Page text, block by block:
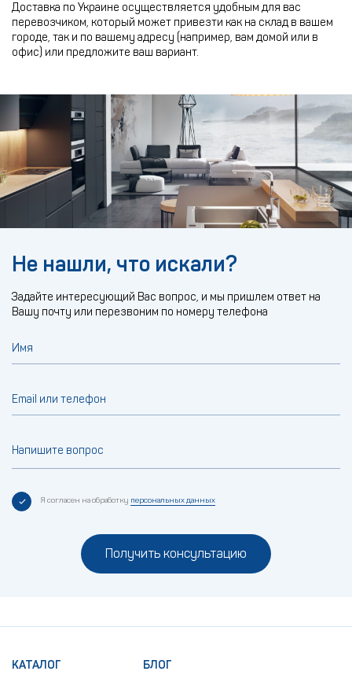
Доставка по Украине осуществляется удобным для вас
перевозчиком, который может привезти как на склад в вашем
городе, так и по вашему адресу (например, вам домой или в
офис) или предложите ваш вариант.
Не нашли, что искали?
Задайте интересующий Вас вопрос, и мы пришлем ответ на
Вашу почту или перезвоним по номеру телефона
Имя
Email или телефон
Напишите вопрос
Я согласен на обработку персональных данных
Получить консультацию
КАТАЛОГ БЛОГ